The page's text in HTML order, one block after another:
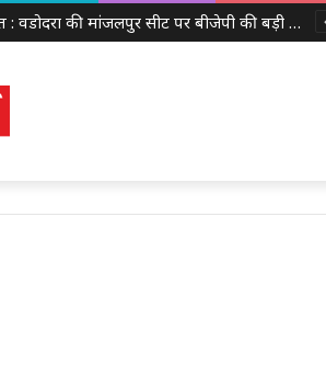
गुजरात : वडोदरा की मांजलपुर सीट पर बीजेपी की बड़ी जीत, सतीश पटेल ने 30,630 वोटों से कांग्रेस को हराया